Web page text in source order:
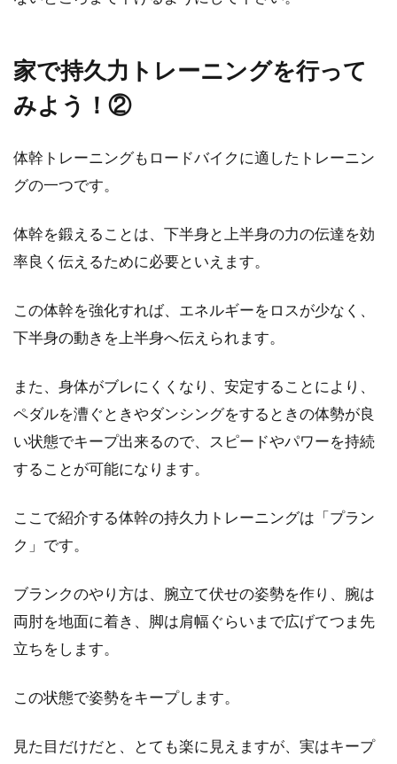
家で持久力トレーニングを行って
みよう！②
体幹トレーニングもロードバイクに適したトレーニン
グの一つです。
体幹を鍛えることは、下半身と上半身の力の伝達を効
率良く伝えるために必要といえます。
この体幹を強化すれば、エネルギーをロスが少なく、
下半身の動きを上半身へ伝えられます。
また、身体がブレにくくなり、安定することにより、
ペダルを漕ぐときやダンシングをするときの体勢が良
い状態でキープ出来るので、スピードやパワーを持続
することが可能になります。
ここで紹介する体幹の持久力トレーニングは「プラン
ク」です。
ブランクのやり方は、腕立て伏せの姿勢を作り、腕は
両肘を地面に着き、脚は肩幅ぐらいまで広げてつま先
立ちをします。
この状態で姿勢をキープします。
見た目だけだと、とても楽に見えますが、実はキープ